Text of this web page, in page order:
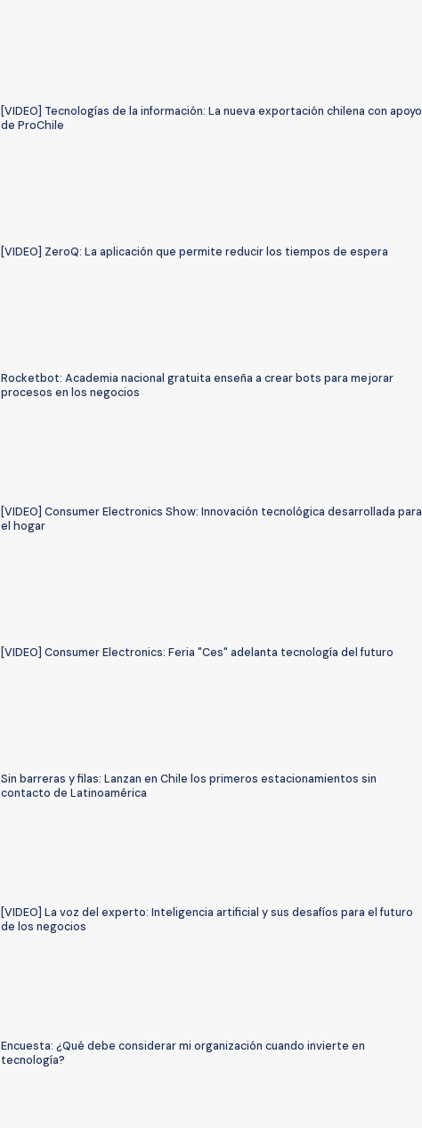
[VIDEO] Tecnologías de la información: La nueva exportación chilena con apoyo
de ProChile
[VIDEO] ZeroQ: La aplicación que permite reducir los tiempos de espera
Rocketbot: Academia nacional gratuita enseña a crear bots para mejorar
procesos en los negocios
[VIDEO] Consumer Electronics Show: Innovación tecnológica desarrollada para
el hogar
[VIDEO] Consumer Electronics: Feria "Ces" adelanta tecnología del futuro
Sin barreras y filas: Lanzan en Chile los primeros estacionamientos sin
contacto de Latinoamérica
[VIDEO] La voz del experto: Inteligencia artificial y sus desafíos para el futuro
de los negocios
Encuesta: ¿Qué debe considerar mi organización cuando invierte en
tecnología?